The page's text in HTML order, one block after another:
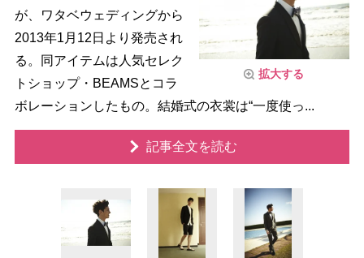
拡大する
が、ワタベウェディングから
2013年1月12日より発売され
る。同アイテムは人気セレク
トショップ・BEAMSとコラ
ボレーションしたもの。結婚式の衣裳は“一度使っ...
記事全文を読む